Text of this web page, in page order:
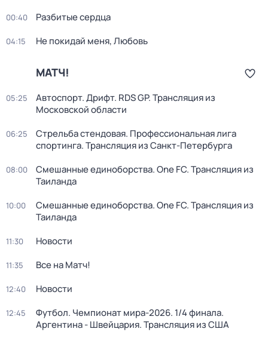
00:40 Разбитые сердца
04:15 Не покидай меня, Любовь
МАТЧ!
05:25
Автоспорт. Дрифт. RDS GP. Трансляция из
Московской области
06:25
Стрельба стендовая. Профессиональная лига
спортинга. Трансляция из Санкт-Петербурга
08:00
Смешанные единоборства. One FC. Трансляция из
Таиланда
10:00
Смешанные единоборства. One FC. Трансляция из
Таиланда
11:30 Новости
11:35 Все на Матч!
12:40 Новости
12:45
Футбол. Чемпионат мира-2026. 1/4 финала.
Аргентина - Швейцария. Трансляция из США